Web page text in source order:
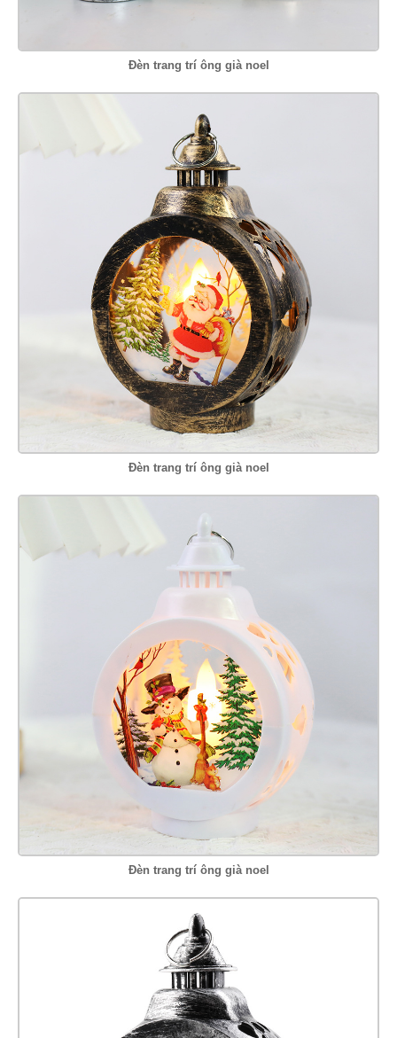
Đèn trang trí ông già noel
Đèn trang trí ông già noel
Đèn trang trí ông già noel